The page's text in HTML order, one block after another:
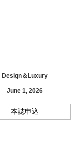
Design＆Luxury
June 1, 2026
本誌申込